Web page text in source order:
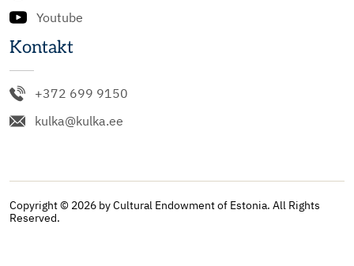
Youtube
Kontakt
+372 699 9150
kulka@kulka.ee
Copyright © 2026 by Cultural Endowment of Estonia. All Rights
Reserved.